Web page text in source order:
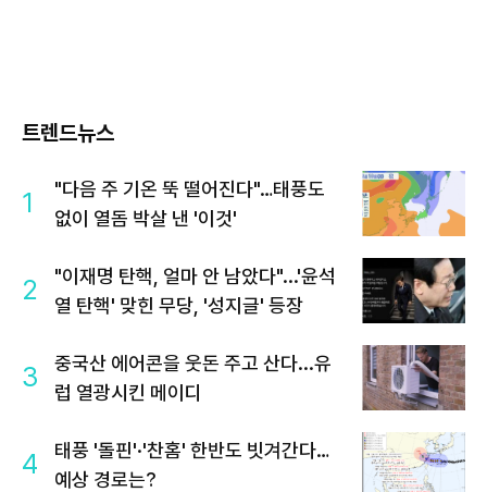
트렌드뉴스
1
"다음 주 기온 뚝 떨어진다"…태풍도
없이 열돔 박살 낸 '이것'
2
"이재명 탄핵, 얼마 안 남았다"...'윤석
열 탄핵' 맞힌 무당, '성지글' 등장
3
중국산 에어콘을 웃돈 주고 산다...유
럽 열광시킨 메이디
4
태풍 '돌핀'·'찬홈' 한반도 빗겨간다…
예상 경로는?